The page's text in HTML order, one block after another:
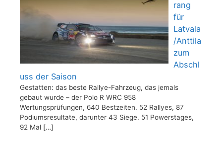
rang
für
Latvala
/Anttila
zum
Abschl
uss der Saison
Gestatten: das beste Rallye-Fahrzeug, das jemals
gebaut wurde – der Polo R WRC 958
Wertungsprüfungen, 640 Bestzeiten. 52 Rallyes, 87
Podiumsresultate, darunter 43 Siege. 51 Powerstages,
92 Mal […]